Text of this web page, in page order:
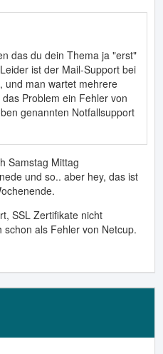
das du dein Thema ja "erst"
ist der Mail-Support bei
und man wartet mehrere
Problem ein Fehler von
genannten Notfallsupport
Samstag Mittag
und so.. aber hey, das ist
SSL Zertifikate nicht
als Fehler von Netcup.